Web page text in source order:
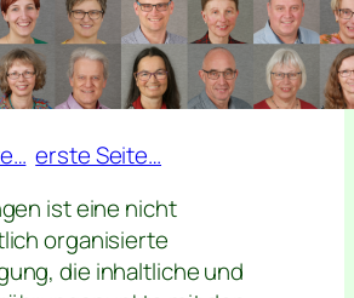
erste Seite…
ist eine nicht
organisierte
die inhaltliche und